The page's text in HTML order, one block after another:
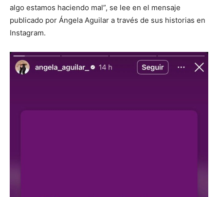
algo estamos haciendo mal”, se lee en el mensaje
publicado por Ángela Aguilar a través de sus historias en
Instagram.